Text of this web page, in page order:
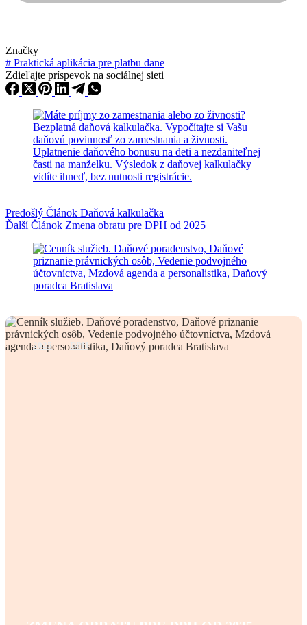
Značky
# Praktická aplikácia pre platbu dane
Zdieľajte príspevok na sociálnej sieti
Predošlý Článok Daňová kalkulačka
ĎalšíČlánok Zmena obratu pre DPH od 2025
2025 DPH